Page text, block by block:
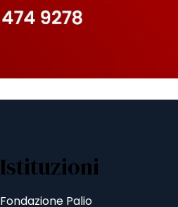
Istituzioni
Fondazione Palio